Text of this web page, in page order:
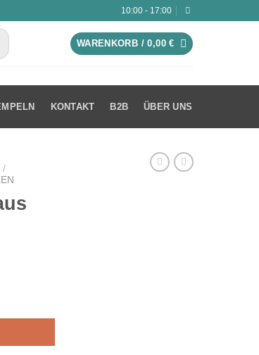
10:00 - 17:00
WARENKORB /0,00€
KONTAKT B2B ÜBER UNS
/
Menge